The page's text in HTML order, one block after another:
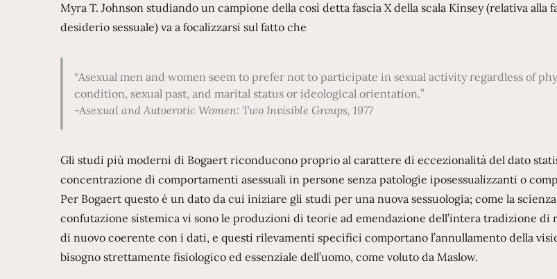
Myra T. Johnson studiando un campione della così detta fascia X della scala Kinsey (relativa alla
desiderio sessuale) va a focalizzarsi sul fatto che
Asexual men and women seem to prefer not to participate in sexual activity regardless of
condition, sexual past, and marital status or ideological orientation.
-Asexual and Autoerotic Women: Two Invisible Groups, 1977
Gli studi più moderni di Bogaert riconducono proprio al carattere di eccezionalità del dato
concentrazione di comportamenti asessuali in persone senza patologie iposessualizzanti o
Per Bogaert questo é un dato da cui iniziare gli studi per una nuova sessuologia; come la
confutazione sistemica vi sono le produzioni di teorie ad emendazione dell’intera tradizione
di nuovo coerente con i dati, e questi rilevamenti specifici comportano l’annullamento della
bisogno strettamente fisiologico ed essenziale dell’uomo, come voluto da Maslow.